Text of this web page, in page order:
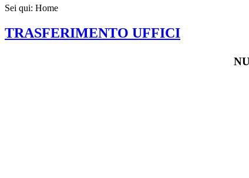
Sei qui: Home
TRASFERIMENTO UFFICI